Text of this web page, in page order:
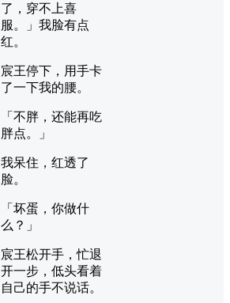
了，穿不上喜
服。」我脸有点
红。
宸王停下，用手卡
了一下我的腰。
「不胖，还能再吃
胖点。」
我呆住，红透了
脸。
「坏蛋，你做什
么？」
宸王松开手，忙退
开一步，低头看着
自己的手不说话。